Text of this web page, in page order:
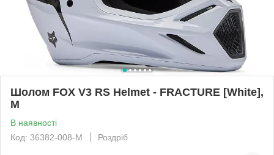
Шолом FOX V3 RS Helmet - FRACTURE [White],
M
В наявності
Код: 36382-008-M
Роздріб